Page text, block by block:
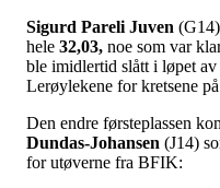
Sigurd Pareli Juven
hele 32,03, noe som var
ble imidlertid slått i løpet
Lerøylekene for kretsene
Den endre førsteplassen
Dundas-Johansen (J14)
for utøverne fra BFIK: